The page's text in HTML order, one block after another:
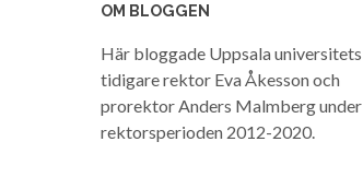
OM BLOGGEN
Här bloggade Uppsala universitets
tidigare rektor Eva Åkesson och
prorektor Anders Malmberg under
rektorsperioden 2012-2020.